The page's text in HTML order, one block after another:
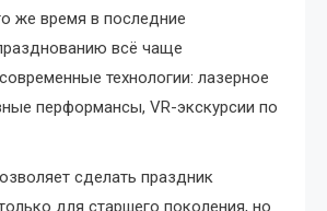
же время в последние
всё чаще
технологии: лазерное
перформансы, VR-экскурсии по
сделать праздник
для старшего поколения, но